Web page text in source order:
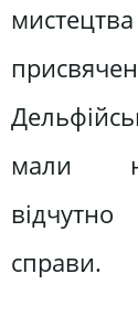
мали
справи.